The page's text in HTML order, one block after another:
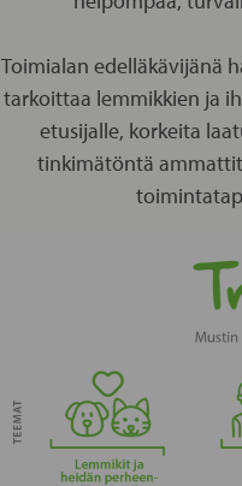
Toimialan edelläkävijänä
tarkoittaa lemmikkien ja
etusijalle, korkeita
tinkimätöntä